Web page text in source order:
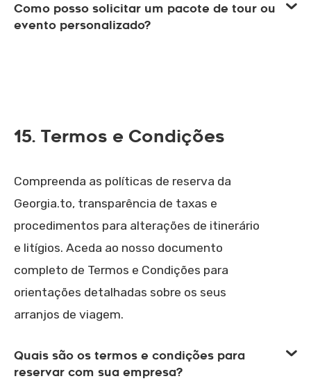
Como posso solicitar um pacote de tour ou
evento personalizado?
15. Termos e Condições
Compreenda as políticas de reserva da
Georgia.to, transparência de taxas e
procedimentos para alterações de itinerário
e litígios. Aceda ao nosso documento
completo de Termos e Condições para
orientações detalhadas sobre os seus
arranjos de viagem.
Quais são os termos e condições para
reservar com sua empresa?